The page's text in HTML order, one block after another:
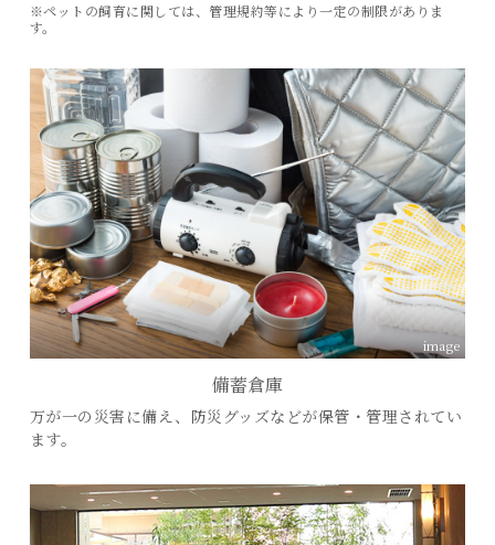
※ペットの飼育に関しては、管理規約等により一定の制限がありま
す。
image
備蓄倉庫
万が一の災害に備え、防災グッズなどが保管・管理されてい
ます。